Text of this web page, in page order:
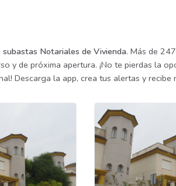
subastas Notariales de Vivienda. Más de
y de próxima apertura. ¡No te pierdas la
Descarga la app, crea tus alertas y